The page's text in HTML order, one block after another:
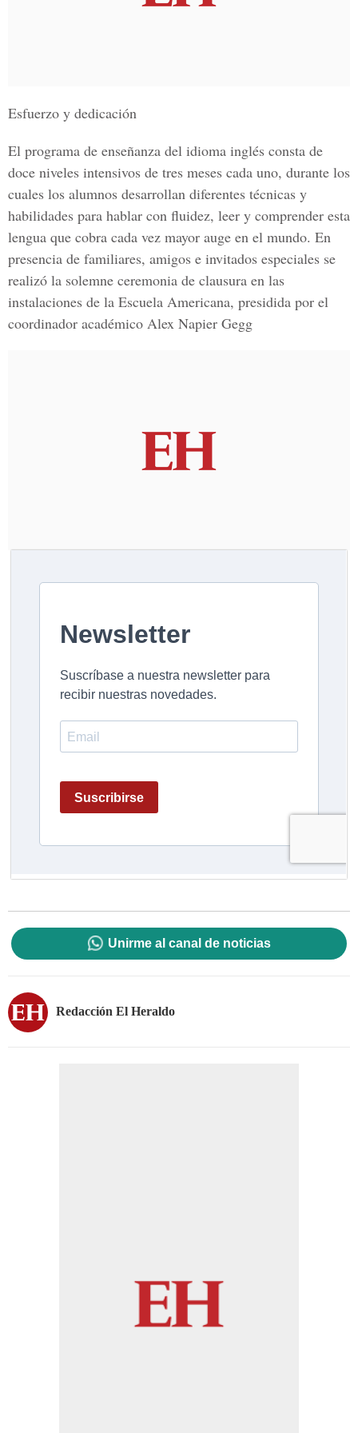
Esfuerzo y dedicación
El programa de enseñanza del idioma inglés consta de
doce niveles intensivos de tres meses cada uno, durante los
cuales los alumnos desarrollan diferentes técnicas y
habilidades para hablar con fluidez, leer y comprender esta
lengua que cobra cada vez mayor auge en el mundo. En
presencia de familiares, amigos e invitados especiales se
realizó la solemne ceremonia de clausura en las
instalaciones de la Escuela Americana, presidida por el
coordinador académico Alex Napier Gegg
Unirme al canal de noticias
Redacción El Heraldo